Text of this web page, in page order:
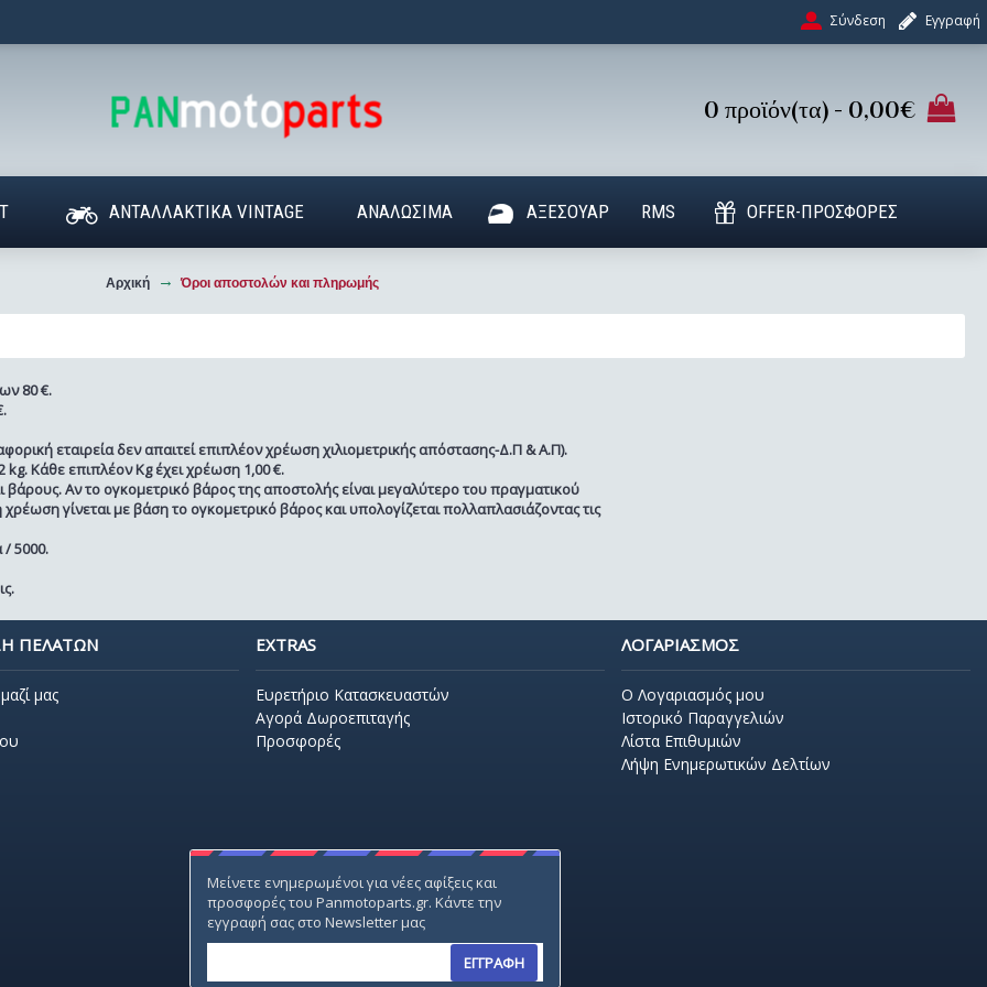
Σύνδεση Εγγραφή
0 προϊόν(τα) - 0,00€
ΑΝΤΑΛΛΑΚΤΙΚΑ VINTAGE ΑΝΑΛΩΣΙΜΑ ΑΞΕΣΟΥΑΡ RMS OFFER-ΠΡΟΣΦΟΡΕΣ
Αρχική Όροι αποστολών και πληρωμής
80 €.
εταιρεία δεν απαιτεί επιπλέον χρέωση χιλιομετρικής απόστασης-Δ.Π & Α.Π).
Κάθε επιπλέον Kg έχει χρέωση 1,00 €.
Αν το ογκομετρικό βάρος της αποστολής είναι μεγαλύτερο του πραγματικού
γίνεται με βάση το ογκομετρικό βάρος και υπολογίζεται πολλαπλασιάζοντας τις
/ 5000.
ΠΕΛΑΤΩΝ
μας
EXTRAS
Ευρετήριο Κατασκευαστών
Αγορά Δωροεπιταγής
Προσφορές
ΛΟΓΑΡΙΑΣΜΟΣ
O Λογαριασμός μου
Ιστορικό Παραγγελιών
Λίστα Επιθυμιών
Λήψη Ενημερωτικών Δελτίων
Μείνετε ενημερωμένοι για νέες αφίξεις και
προσφορές του Panmotoparts.gr. Κάντε την
εγγραφή σας στο Newsletter μας
ΕΓΓΡΑΦΗ